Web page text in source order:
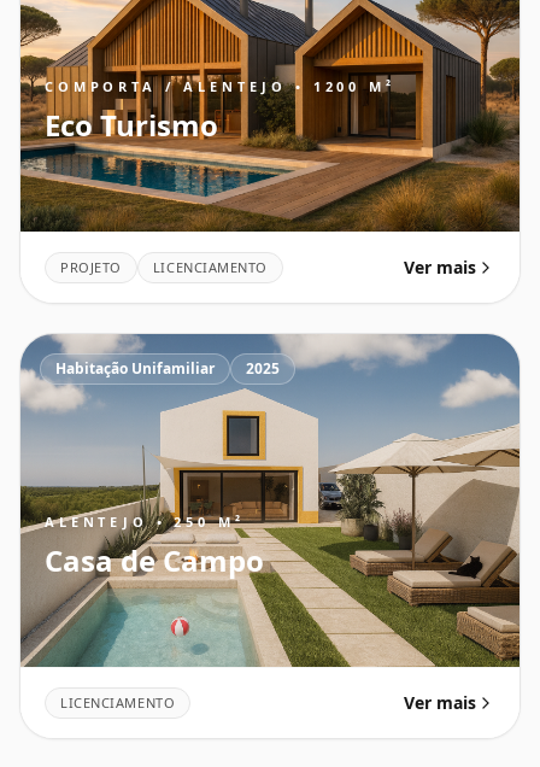
COMPORTA / ALENTEJO • 1200 M²
Eco Turismo
PROJETO LICENCIAMENTO Ver mais
Habitação Unifamiliar 2025
ALENTEJO • 250 M²
Casa de Campo
LICENCIAMENTO Ver mais